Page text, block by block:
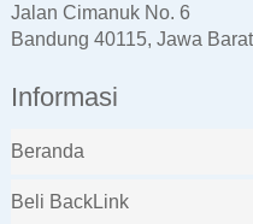
Jalan Cimanuk No. 6
Bandung 40115, Jawa
Informasi
Beranda
Beli BackLink